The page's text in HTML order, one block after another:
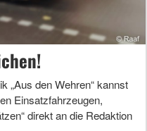
„Aus den Wehren“ kannst
Einsatzfahrzeugen,
direkt an die Redaktion